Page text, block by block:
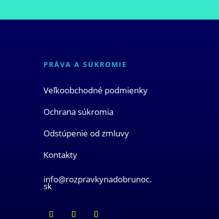
PRÁVA A SÚKROMIE
Veľkoobchodné podmienky
Ochrana súkromia
Odstúpenie od zmluvy
Kontakty
info@rozpravkynadobrunoc.
sk